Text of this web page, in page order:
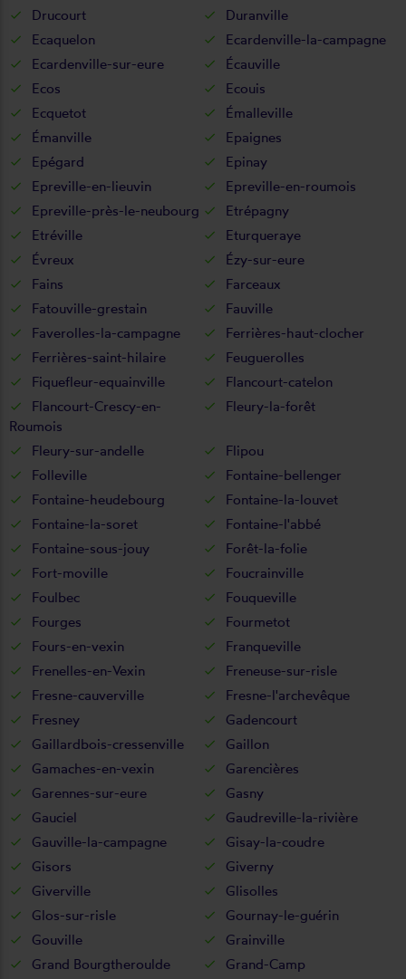
Drucourt
Duranville
Ecaquelon
Ecardenville-la-campagne
Ecardenville-sur-eure
Écauville
Ecos
Ecouis
Ecquetot
Émalleville
Émanville
Epaignes
Epégard
Epinay
Epreville-en-lieuvin
Epreville-en-roumois
Epreville-près-le-neubourg
Etrépagny
Etréville
Eturqueraye
Évreux
Ézy-sur-eure
Fains
Farceaux
Fatouville-grestain
Fauville
Faverolles-la-campagne
Ferrières-haut-clocher
Ferrières-saint-hilaire
Feuguerolles
Fiquefleur-equainville
Flancourt-catelon
Flancourt-Crescy-en-
Roumois
Fleury-la-forêt
Fleury-sur-andelle
Flipou
Folleville
Fontaine-bellenger
Fontaine-heudebourg
Fontaine-la-louvet
Fontaine-la-soret
Fontaine-l'abbé
Fontaine-sous-jouy
Forêt-la-folie
Fort-moville
Foucrainville
Foulbec
Fouqueville
Fourges
Fourmetot
Fours-en-vexin
Franqueville
Frenelles-en-Vexin
Freneuse-sur-risle
Fresne-cauverville
Fresne-l'archevêque
Fresney
Gadencourt
Gaillardbois-cressenville
Gaillon
Gamaches-en-vexin
Garencières
Garennes-sur-eure
Gasny
Gauciel
Gaudreville-la-rivière
Gauville-la-campagne
Gisay-la-coudre
Gisors
Giverny
Giverville
Glisolles
Glos-sur-risle
Gournay-le-guérin
Gouville
Grainville
Grand Bourgtheroulde
Grand-Camp